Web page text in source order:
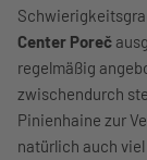
Center Poreč
regelmäßig
zwischendurch
Pinienhaine zur
natürlich auch